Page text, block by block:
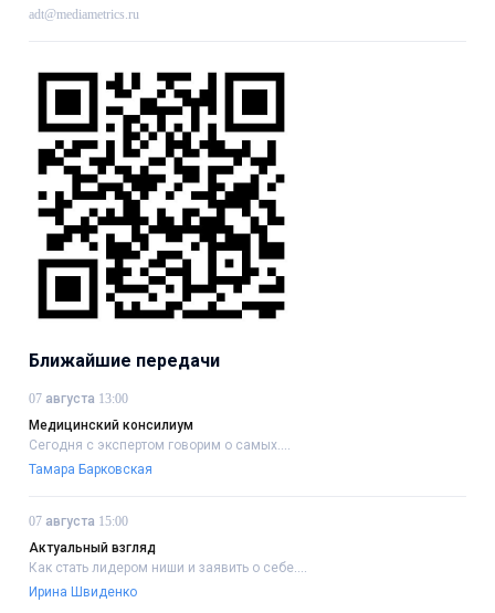
adt@mediametrics.ru
Ближайшие передачи
07 августа 13:00
Медицинский консилиум
Сегодня с экспертом говорим о самых....
Тамара Барковская
07 августа 15:00
Актуальный взгляд
Как стать лидером ниши и заявить о себе....
Ирина Швиденко